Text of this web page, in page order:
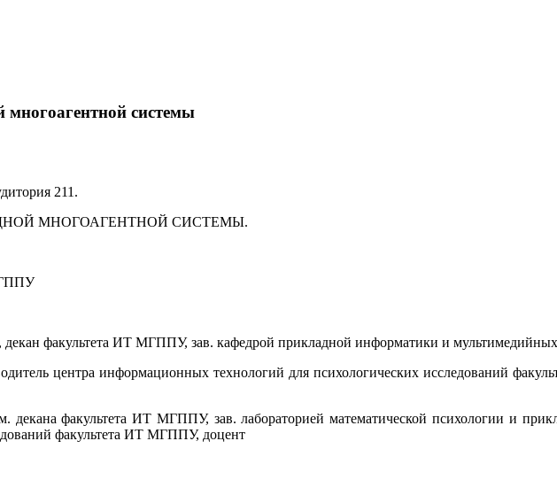
многоагентной системы
211.
МНОГОАГЕНТНОЙ СИСТЕМЫ.
факультета ИТ МГППУ, зав. кафедрой прикладной информатики и
центра информационных технологий для психологических исследований
факультета ИТ МГППУ, зав. лабораторией математической психологии и
факультета ИТ МГППУ, доцент